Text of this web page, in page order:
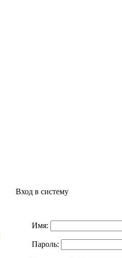
Вход в систему
Имя:
Пароль: